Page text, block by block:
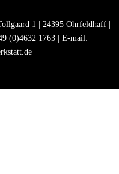
1 | 24395 Ohrfeldhaff |
(0)4632 1763 | E-mail: